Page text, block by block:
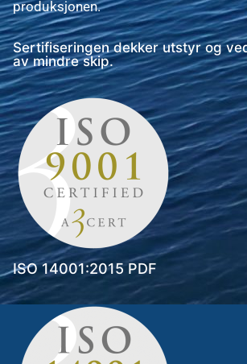
produksjonen.
Sertifiseringen dekker utstyr og
av mindre skip.
ISO 14001:2015 PDF